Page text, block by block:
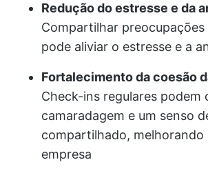
Redução do estresse e da
Compartilhar preocupações
pode aliviar o estresse e a
Fortalecimento da coesão
Check-ins regulares podem
camaradagem e um senso
compartilhado, melhorando
empresa